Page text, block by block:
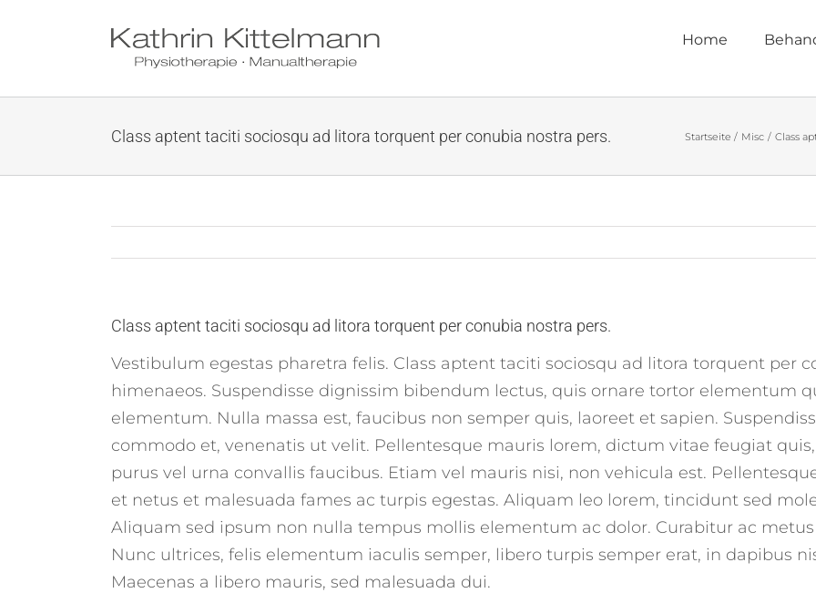
Home
Class aptent taciti sociosqu ad litora torquent per conubia nostra pers. Startseite Misc Class
Class aptent taciti sociosqu ad litora torquent per conubia nostra pers.
Vestibulum egestas pharetra felis. Class aptent taciti sociosqu ad litora torquent per
himenaeos. Suspendisse dignissim bibendum lectus, quis ornare tortor elementum
elementum. Nulla massa est, faucibus non semper quis, laoreet et sapien.
commodo et, venenatis ut velit. Pellentesque mauris lorem, dictum vitae feugiat
purus vel urna convallis faucibus. Etiam vel mauris nisi, non vehicula est.
et netus et malesuada fames ac turpis egestas. Aliquam leo lorem, tincidunt sed
Aliquam sed ipsum non nulla tempus mollis elementum ac dolor. Curabitur ac
Nunc ultrices, felis elementum iaculis semper, libero turpis semper erat, in dapibus
Maecenas a libero mauris, sed malesuada dui.